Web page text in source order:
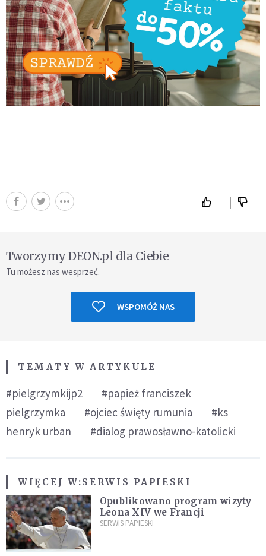
Tworzymy DEON.pl dla Ciebie
Tu możesz nas wesprzeć.
WSPOMÓŻ NAS
TEMATY W ARTYKULE
#pielgrzymkijp2
#papież franciszek
pielgrzymka
#ojciec święty rumunia
#ks
henryk urban
#dialog prawosławno-katolicki
WIĘCEJ W:SERWIS PAPIESKI
Opublikowano program wizyty
Leona XIV we Francji
SERWIS PAPIESKI